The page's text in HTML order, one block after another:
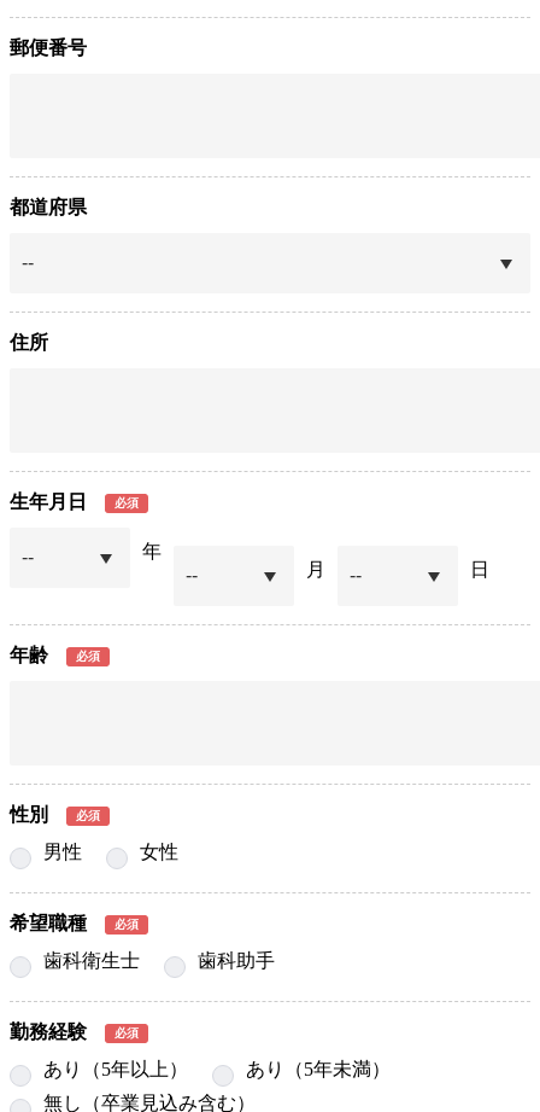
郵便番号
都道府県
住所
生年月日 必須
年
月
日
年齢 必須
性別 必須
男性 女性
希望職種 必須
歯科衛生士 歯科助手
勤務経験 必須
あり（5年以上）
あり（5年未満）
無し（卒業見込み含む）